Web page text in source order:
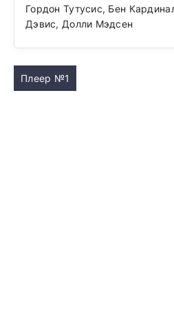
Гордон Тутусис, Бен
Дэвис, Долли Мэдсен
Плеер №1